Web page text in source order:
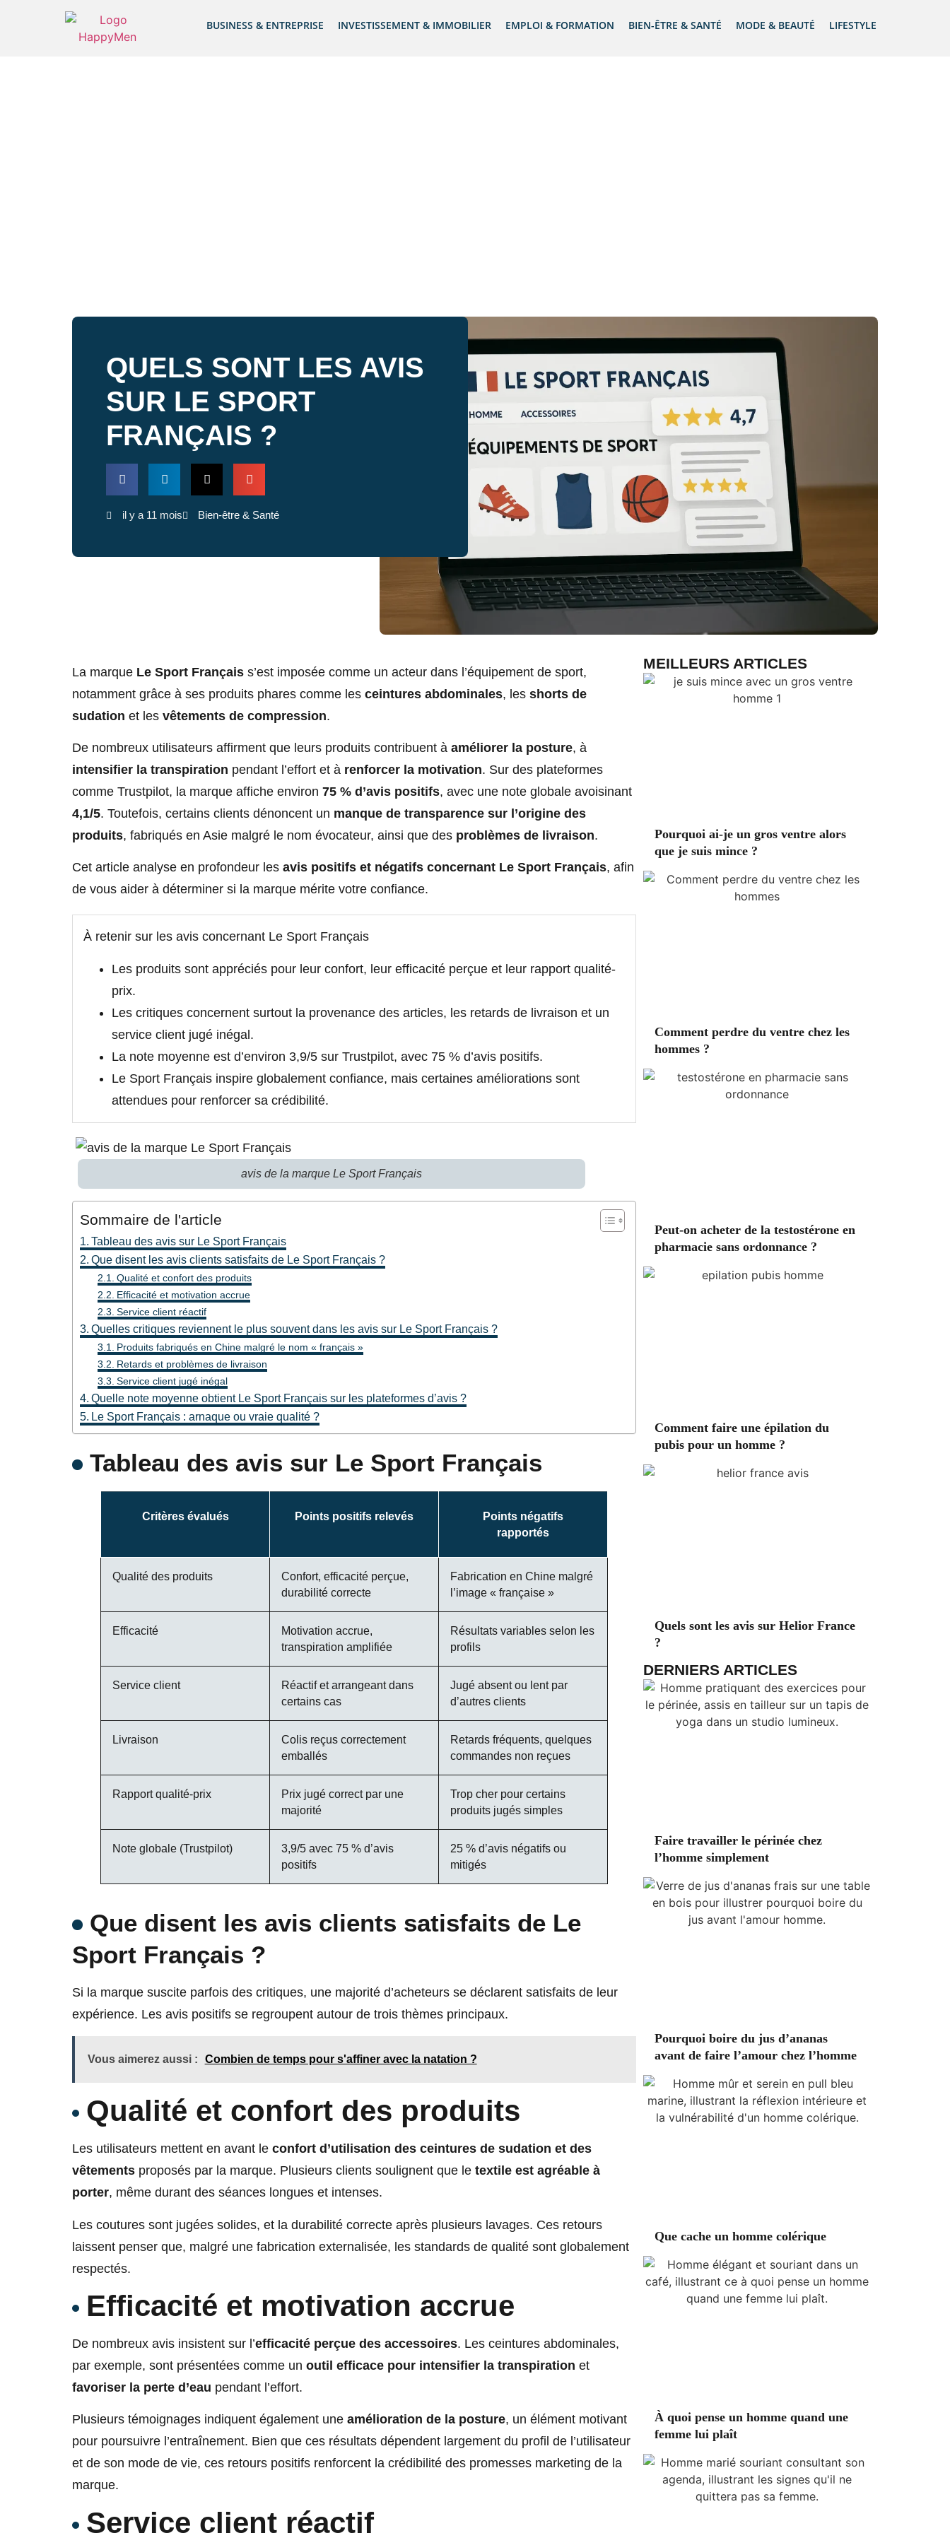
BUSINESS & ENTREPRISE INVESTISSEMENT & IMMOBILIER EMPLOI & FORMATION BIEN-ÊTRE & SANTÉ MODE & BEAUTÉ LIFESTYLE
QUELS SONT LES AVIS
SUR LE SPORT
FRANÇAIS ?
il y a 11 mois Bien-être & Santé
La marque Le Sport Français s’est imposée comme un acteur dans l’équipement de sport,
notamment grâce à ses produits phares comme les ceintures abdominales, les shorts de
sudation et les vêtements de compression.
De nombreux utilisateurs affirment que leurs produits contribuent à améliorer la posture, à
intensifier la transpiration pendant l’effort et à renforcer la motivation. Sur des plateformes
comme Trustpilot, la marque affiche environ 75 % d’avis positifs, avec une note globale avoisinant
4,1/5. Toutefois, certains clients dénoncent un manque de transparence sur l’origine des
produits, fabriqués en Asie malgré le nom évocateur, ainsi que des problèmes de livraison.
Cet article analyse en profondeur les avis positifs et négatifs concernant Le Sport Français, afin
de vous aider à déterminer si la marque mérite votre confiance.
À retenir sur les avis concernant Le Sport Français
Les produits sont appréciés pour leur confort, leur efficacité perçue et leur rapport qualité-
prix.
Les critiques concernent surtout la provenance des articles, les retards de livraison et un
service client jugé inégal.
La note moyenne est d’environ 3,9/5 sur Trustpilot, avec 75 % d’avis positifs.
Le Sport Français inspire globalement confiance, mais certaines améliorations sont
attendues pour renforcer sa crédibilité.
avis de la marque Le Sport Français
Sommaire de l'article
Tableau des avis sur Le Sport Français
Que disent les avis clients satisfaits de Le Sport Français ?
Qualité et confort des produits
Efficacité et motivation accrue
Service client réactif
Quelles critiques reviennent le plus souvent dans les avis sur Le Sport Français ?
Produits fabriqués en Chine malgré le nom « français »
Retards et problèmes de livraison
Service client jugé inégal
Quelle note moyenne obtient Le Sport Français sur les plateformes d’avis ?
Le Sport Français : arnaque ou vraie qualité ?
Tableau des avis sur Le Sport Français
Critères évalués Points positifs relevés
Points négatifs
rapportés
Qualité des produits
Confort, efficacité perçue,
durabilité correcte
Fabrication en Chine malgré
l’image « française »
Efficacité
Motivation accrue,
transpiration amplifiée
Résultats variables selon les
profils
Service client
Réactif et arrangeant dans
certains cas
Jugé absent ou lent par
d’autres clients
Livraison
Colis reçus correctement
emballés
Retards fréquents, quelques
commandes non reçues
Rapport qualité-prix
Prix jugé correct par une
majorité
Trop cher pour certains
produits jugés simples
Note globale (Trustpilot)
3,9/5 avec 75 % d’avis
positifs
25 % d’avis négatifs ou
mitigés
Que disent les avis clients satisfaits de Le
Sport Français ?
Si la marque suscite parfois des critiques, une majorité d’acheteurs se déclarent satisfaits de leur
expérience. Les avis positifs se regroupent autour de trois thèmes principaux.
Vous aimerez aussi : Combien de temps pour s'affiner avec la natation ?
Qualité et confort des produits
Les utilisateurs mettent en avant le confort d’utilisation des ceintures de sudation et des
vêtements proposés par la marque. Plusieurs clients soulignent que le textile est agréable à
porter, même durant des séances longues et intenses.
Les coutures sont jugées solides, et la durabilité correcte après plusieurs lavages. Ces retours
laissent penser que, malgré une fabrication externalisée, les standards de qualité sont globalement
respectés.
Efficacité et motivation accrue
De nombreux avis insistent sur l’efficacité perçue des accessoires. Les ceintures abdominales,
par exemple, sont présentées comme un outil efficace pour intensifier la transpiration et
favoriser la perte d’eau pendant l’effort.
Plusieurs témoignages indiquent également une amélioration de la posture, un élément motivant
pour poursuivre l’entraînement. Bien que ces résultats dépendent largement du profil de l’utilisateur
et de son mode de vie, ces retours positifs renforcent la crédibilité des promesses marketing de la
marque.
Service client réactif
MEILLEURS ARTICLES
Pourquoi ai-je un gros ventre alors
que je suis mince ?
Comment perdre du ventre chez les
hommes ?
Peut-on acheter de la testostérone en
pharmacie sans ordonnance ?
Comment faire une épilation du
pubis pour un homme ?
Quels sont les avis sur Helior France
?
DERNIERS ARTICLES
Faire travailler le périnée chez
l’homme simplement
Pourquoi boire du jus d’ananas
avant de faire l’amour chez l’homme
Que cache un homme colérique
À quoi pense un homme quand une
femme lui plaît